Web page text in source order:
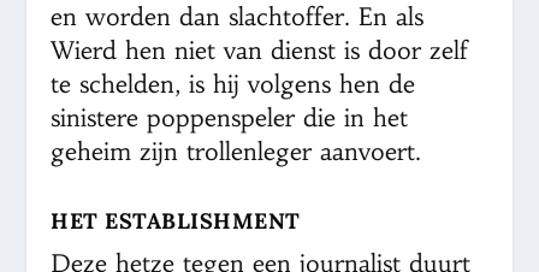
en worden dan slachtoffer. En als
Wierd hen niet van dienst is door zelf
te schelden, is hij volgens hen de
sinistere poppenspeler die in het
geheim zijn trollenleger aanvoert.
HET ESTABLISHMENT
Deze hetze tegen een journalist duurt